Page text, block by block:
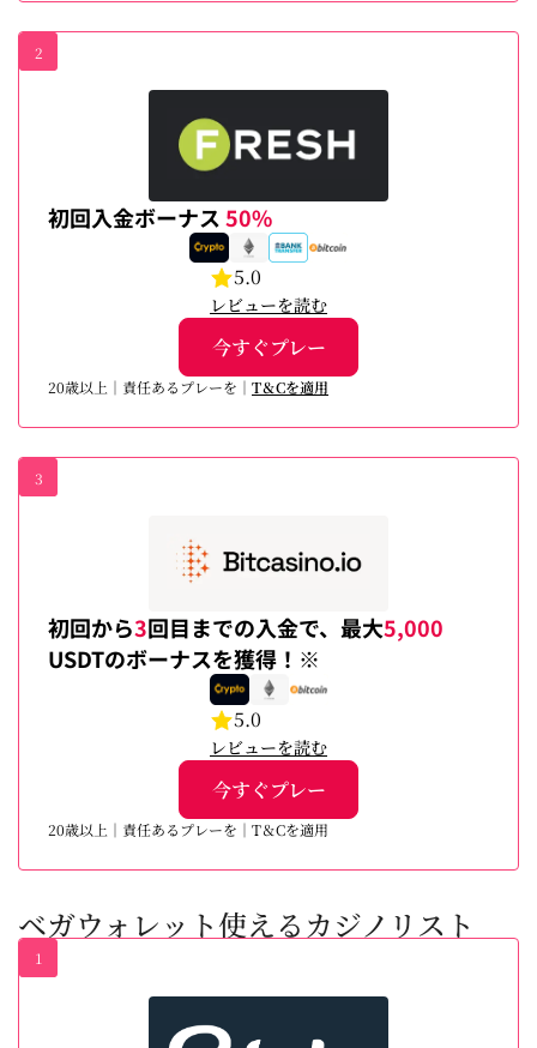
2
初回入金ボーナス50%
5.0
レビューを読む
今すぐプレー
20歳以上｜責任あるプレーを｜ T＆Cを適用
3
初回から3回目までの入金で、最大5,000
USDTのボーナスを獲得！※
5.0
レビューを読む
今すぐプレー
20歳以上｜責任あるプレーを｜T＆Cを適用
ベガウォレット使えるカジノリスト
1